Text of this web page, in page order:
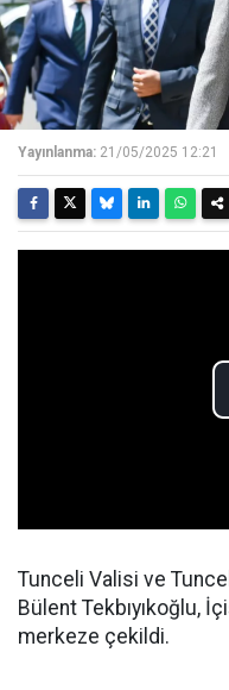
Yayınlanma: 21/05/2025 12:21
Tunceli Valisi ve
Bülent Tekbıyıkoğlu,
merkeze çekildi.